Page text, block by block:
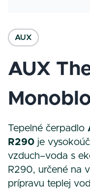
AUX
AUX
Tepelné čerpadlo
R290 je
vzduch–voda s
R290, určené na
prípravu teplej